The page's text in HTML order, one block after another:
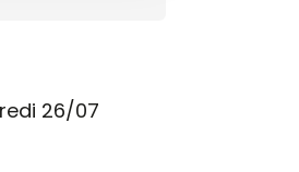
26/07